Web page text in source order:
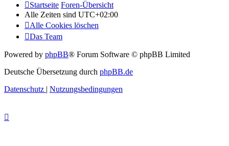
Startseite Foren-Übersicht
Alle Zeiten sind UTC+02:00
Alle Cookies löschen
Das Team
Powered by phpBB® Forum Software © phpBB Limited
Deutsche Übersetzung durch phpBB.de
Datenschutz | Nutzungsbedingungen